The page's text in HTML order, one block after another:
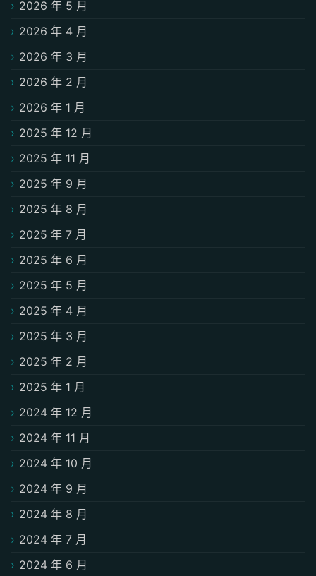
2026 年 5 月
2026 年 4 月
2026 年 3 月
2026 年 2 月
2026 年 1 月
2025 年 12 月
2025 年 11 月
2025 年 9 月
2025 年 8 月
2025 年 7 月
2025 年 6 月
2025 年 5 月
2025 年 4 月
2025 年 3 月
2025 年 2 月
2025 年 1 月
2024 年 12 月
2024 年 11 月
2024 年 10 月
2024 年 9 月
2024 年 8 月
2024 年 7 月
2024 年 6 月